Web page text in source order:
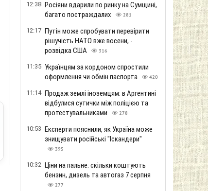
12:38 Росіяни вдарили по ринку на Сумщині,
багато постраждалих
281
12:17 Путін може спробувати перевірити
рішучість НАТО вже восени, -
розвідка США
316
11:35 Українцям за кордоном спростили
оформлення чи обмін паспорта
420
11:14 Продаж землі іноземцям: в Аргентині
відбулися сутички між поліцією та
протестувальниками
278
10:53 Експерти пояснили, як Україна може
знищувати російські "Іскандери"
395
10:32 Ціни на пальне: скільки коштують
бензин, дизель та автогаз 7 серпня
277